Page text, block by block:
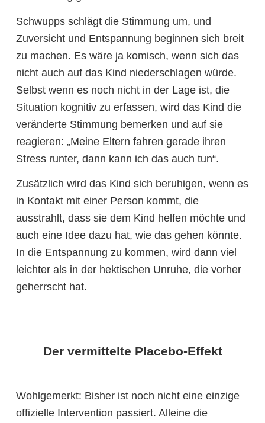
Schwupps schlägt die Stimmung um, und
Zuversicht und Entspannung beginnen sich breit
zu machen. Es wäre ja komisch, wenn sich das
nicht auch auf das Kind niederschlagen würde.
Selbst wenn es noch nicht in der Lage ist, die
Situation kognitiv zu erfassen, wird das Kind die
veränderte Stimmung bemerken und auf sie
reagieren: „Meine Eltern fahren gerade ihren
Stress runter, dann kann ich das auch tun“.
Zusätzlich wird das Kind sich beruhigen, wenn es
in Kontakt mit einer Person kommt, die
ausstrahlt, dass sie dem Kind helfen möchte und
auch eine Idee dazu hat, wie das gehen könnte.
In die Entspannung zu kommen, wird dann viel
leichter als in der hektischen Unruhe, die vorher
geherrscht hat.
Der vermittelte Placebo-Effekt
Wohlgemerkt: Bisher ist noch nicht eine einzige
offizielle Intervention passiert. Alleine die